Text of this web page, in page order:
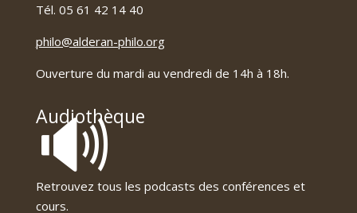
Tél. 05 61 42 14 40
philo@alderan-philo.org
Ouverture du mardi au vendredi de 14h à 18h.
Audiothèque
🔊
Retrouvez tous les podcasts des conférences et
cours.